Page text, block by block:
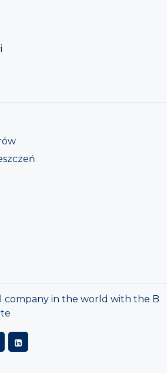
company in the world with the B